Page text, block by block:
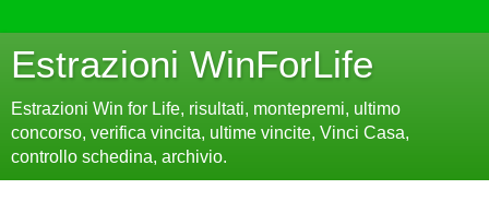
Estrazioni WinForLife
Estrazioni Win for Life, risultati, montepremi, ultimo
concorso, verifica vincita, ultime vincite, Vinci Casa,
controllo schedina, archivio.